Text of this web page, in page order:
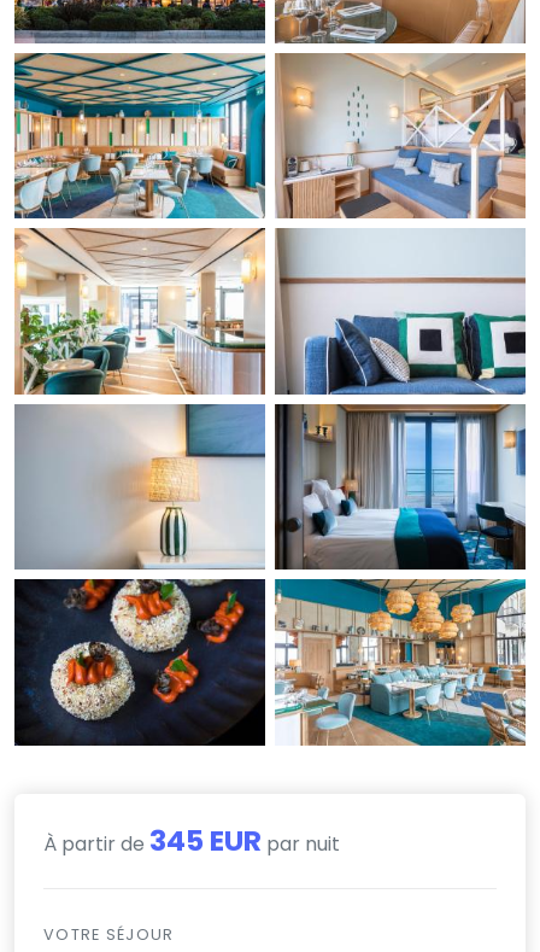
À partir de 345 EUR par nuit
VOTRE SÉJOUR